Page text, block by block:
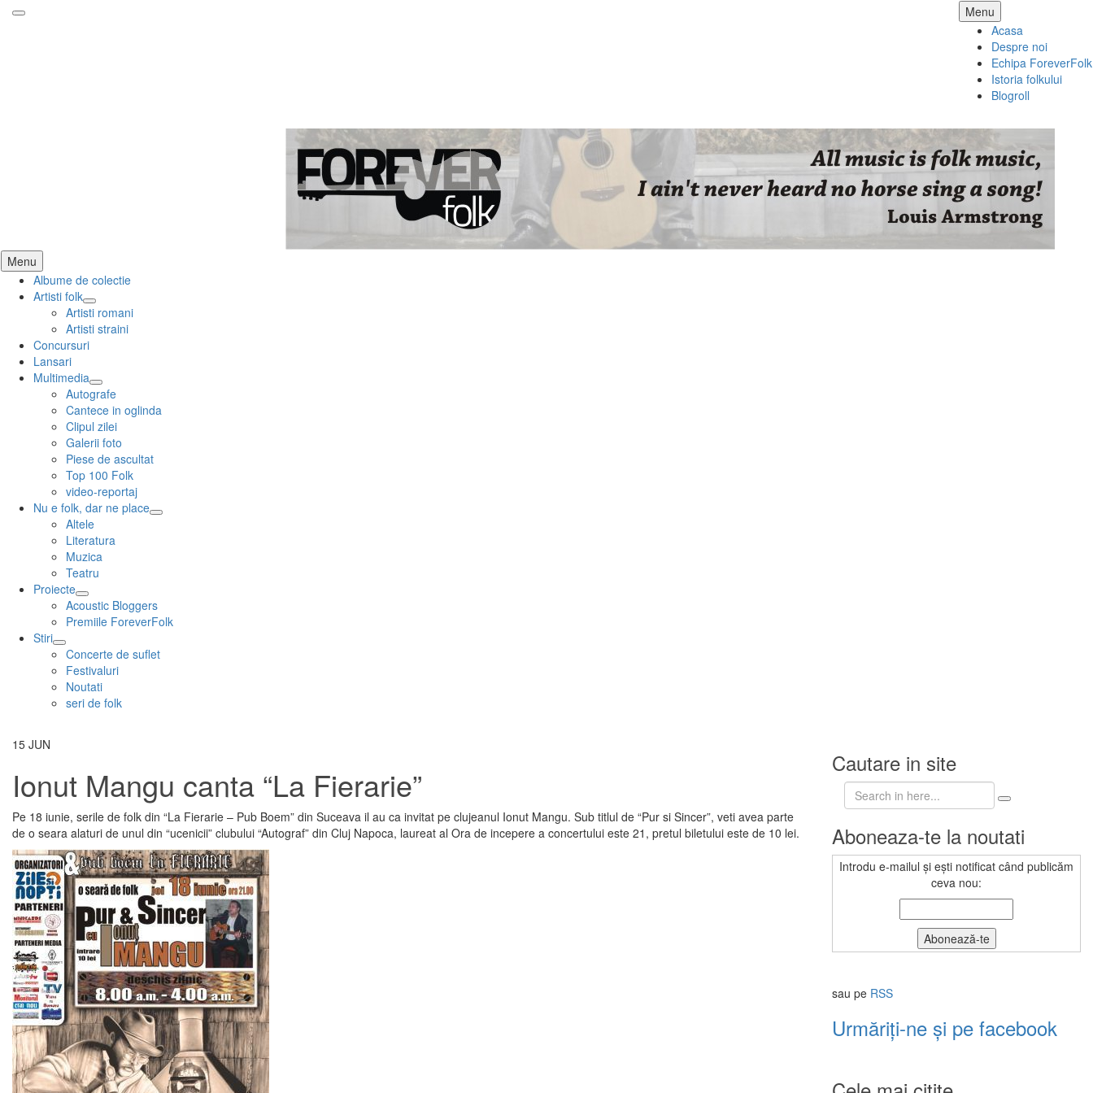
Menu Skip
to
content
Acasa
Despre noi
Echipa ForeverFolk
Istoria folkului
Blogroll
Menu Skip
to
content
Albume de colectie
Artisti folk
expand
child
menu
Artisti romani
Artisti straini
Concursuri
Lansari
Multimedia
expand
child
menu
Autografe
Cantece in oglinda
Clipul zilei
Galerii foto
Piese de ascultat
Top 100 Folk
video-reportaj
Nu e folk, dar ne place
expand
Altele
Literatura
Muzica
Teatru
Proiecte
expand
child
Acoustic Bloggers
Premiile ForeverFolk
Stiri
expand
child
menu
Concerte de suflet
Festivaluri
Noutati
seri de folk
15 JUN
Ionut Mangu canta “La Fierarie”
Pe 18 iunie, serile de folk din “La Fierarie – Pub Boem” din Suceava il au ca invitat pe clujeanul Ionut Mangu. Sub titlul de “Pur si Sincer”, veti avea parte
de o seara alaturi de unul din “ucenicii” clubului “Autograf” din Cluj Napoca, laureat al Ora de incepere a concertului este 21, pretul biletului este de 10 lei.
Cautare in site
Search
for:
Aboneaza-te la noutati
Introdu e-mailul și ești notificat când publicăm
ceva nou:
sau pe RSS
Urmăriți-ne și pe facebook